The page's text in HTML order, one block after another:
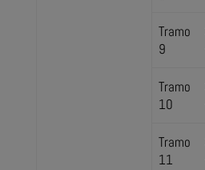
Tramo
9
Tramo
10
Tramo
11